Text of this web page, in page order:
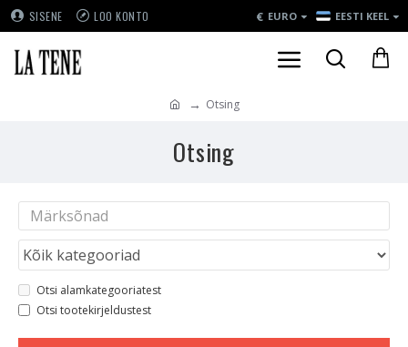
SISENE LOO KONTO € EURO EESTI KEEL
Otsing
Otsing
Otsi alamkategooriatest
Otsi tootekirjeldustest